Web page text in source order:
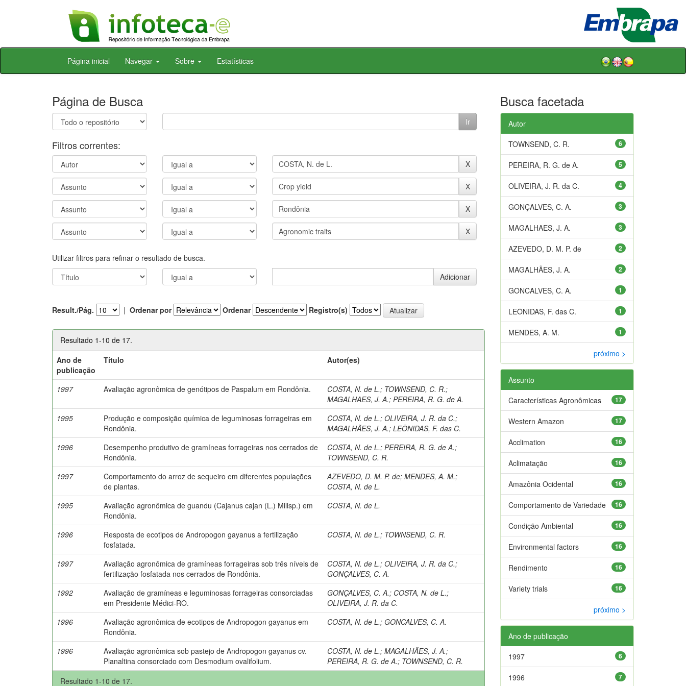
Skip
Página inicial Navegar Sobre Estatísticas
Página de Busca
Filtros correntes:
Utilizar filtros para refinar o resultado de busca.
Result./Pág. | Ordenar por Ordenar Registro(s)
Resultado 1-10 de 17.
Ano de
publicação
Título Autor(es)
1997 Avaliação agronômica de genótipos de Paspalum em Rondônia. COSTA, N. de L.; TOWNSEND, C. R.;
MAGALHAES, J. A.;PEREIRA, R. G. de A.
1995
Produção e composição química de leguminosas forrageiras em
Rondônia.
COSTA, N. de L.;OLIVEIRA, J. R. da C.;
MAGALHÃES, J. A.;LEÔNIDAS, F. das C.
1996
Desempenho produtivo de gramíneas forrageiras nos cerrados de
Rondônia.
COSTA, N. de L.;PEREIRA, R. G. de A.;
TOWNSEND, C. R.
1997
Comportamento do arroz de sequeiro em diferentes populações
de plantas.
AZEVEDO, D. M. P. de;MENDES, A. M.;
COSTA, N. de L.
1995
Avaliação agronômica de guandu (Cajanus cajan (L.) Millsp.) em
Rondônia.
COSTA, N. de L.
1996
Resposta de ecotipos de Andropogon gayanus a fertilização
fosfatada.
COSTA, N. de L.; TOWNSEND, C. R.
1997
Avaliação agronômica de gramíneas forrageiras sob três níveis de
fertilização fosfatada nos cerrados de Rondônia.
COSTA, N. de L.;OLIVEIRA, J. R. da C.;
GONÇALVES, C. A.
1992
Avaliação de gramíneas e leguminosas forrageiras consorciadas
em Presidente Médici-RO.
GONÇALVES, C. A.; COSTA, N. de L.;
OLIVEIRA, J. R. da C.
1996
Avaliação agronômica de ecotipos de Andropogon gayanus em
Rondônia.
COSTA, N. de L.;GONCALVES, C. A.
1996
Avaliação agronômica sob pastejo de Andropogon gayanus cv.
Planaltina consorciado com Desmodium ovalifolium.
COSTA, N. de L.;MAGALHÃES, J. A.;
PEREIRA, R. G. de A.; TOWNSEND, C. R.
Resultado 1-10 de 17.
Busca facetada
Autor
6
TOWNSEND, C. R.
5
PEREIRA, R. G. de A.
4
OLIVEIRA, J. R. da C.
3
GONÇALVES, C. A.
3
MAGALHAES, J. A.
2
AZEVEDO, D. M. P. de
2
MAGALHÃES, J. A.
1
GONCALVES, C. A.
1
LEÔNIDAS, F. das C.
1
MENDES, A. M.
próximo >
Assunto
17
Características Agronômicas
17
Western Amazon
16
Acclimation
16
Aclimatação
16
Amazônia Ocidental
16
Comportamento de Variedade
16
Condição Ambiental
16
Environmental factors
16
Rendimento
16
Variety trials
próximo >
Ano de publicação
6
1997
7
1996